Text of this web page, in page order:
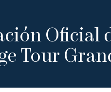
Oficial
Tour